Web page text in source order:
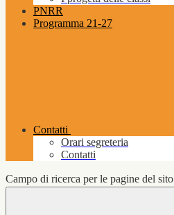
PNRR
Programma 21-27
Contatti
Orari segreteria
Contatti
Campo di ricerca per le pagine del sito